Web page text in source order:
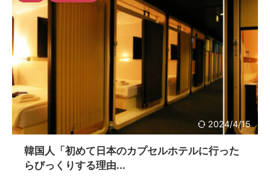
2024/4/15
韓国人「初めて日本のカプセルホテルに行った
らびっくりする理由...